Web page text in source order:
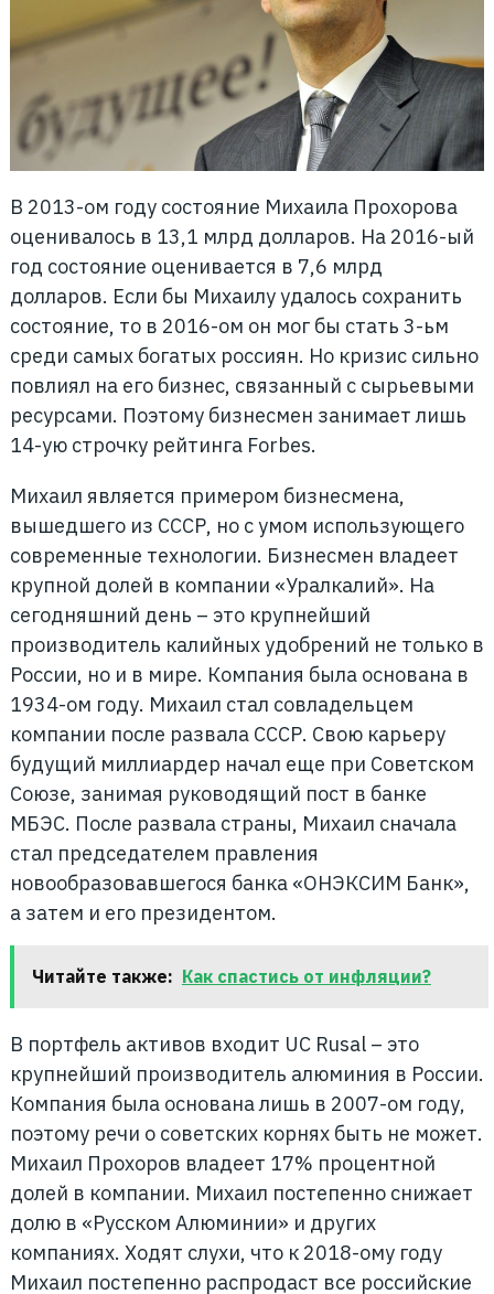
В 2013-ом году состояние Михаила Прохорова
оценивалось в 13,1 млрд долларов. На 2016-ый
год состояние оценивается в 7,6 млрд
долларов. Если бы Михаилу удалось сохранить
состояние, то в 2016-ом он мог бы стать 3-ьм
среди самых богатых россиян. Но кризис сильно
повлиял на его бизнес, связанный с сырьевыми
ресурсами. Поэтому бизнесмен занимает лишь
14-ую строчку рейтинга Forbes.
Михаил является примером бизнесмена,
вышедшего из СССР, но с умом использующего
современные технологии. Бизнесмен владеет
крупной долей в компании «Уралкалий». На
сегодняшний день – это крупнейший
производитель калийных удобрений не только в
России, но и в мире. Компания была основана в
1934-ом году. Михаил стал совладельцем
компании после развала СССР. Свою карьеру
будущий миллиардер начал еще при Советском
Союзе, занимая руководящий пост в банке
МБЭС. После развала страны, Михаил сначала
стал председателем правления
новообразовавшегося банка «ОНЭКСИМ Банк»,
а затем и его президентом.
Читайте также: Как спастись от инфляции?
В портфель активов входит UC Rusal – это
крупнейший производитель алюминия в России.
Компания была основана лишь в 2007-ом году,
поэтому речи о советских корнях быть не может.
Михаил Прохоров владеет 17% процентной
долей в компании. Михаил постепенно снижает
долю в «Русском Алюминии» и других
компаниях. Ходят слухи, что к 2018-ому году
Михаил постепенно распродаст все российские